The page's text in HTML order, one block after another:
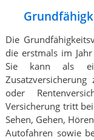
Die
die erstmals im
Sie kann als
oder
Versicherung tritt
Sehen, Gehen,
Autofahren sowie